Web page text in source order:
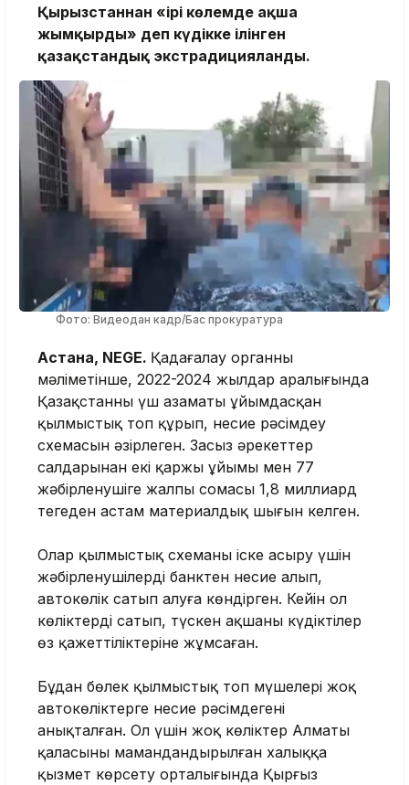
Қырғызстаннан «ірі көлемде ақша
жымқырды» деп күдікке ілінген
қазақстандық экстрадицияланды.
Фото: Видеодан кадр/Бас прокуратура
Астана, NEGE. Қадағалау органның
мәліметінше, 2022-2024 жылдар аралығында
Қазақстанның үш азаматы ұйымдасқан
қылмыстық топ құрып, несие рәсімдеу
схемасын әзірлеген. Заңсыз әрекеттер
салдарынан екі қаржы ұйымы мен 77
жәбірленушіге жалпы сомасы 1,8 миллиард
теңгеден астам материалдық шығын келген.
Олар қылмыстық схеманы іске асыру үшін
жәбірленушілерді банктен несие алып,
автокөлік сатып алуға көндірген. Кейін ол
көліктерді сатып, түскен ақшаны күдіктілер
өз қажеттіліктеріне жұмсаған.
Бұдан бөлек қылмыстық топ мүшелері жоқ
автокөліктерге несие рәсімдегені
анықталған. Ол үшін жоқ көліктер Алматы
қаласының мамандандырылған халыққа
қызмет көрсету орталығында Қырғыз